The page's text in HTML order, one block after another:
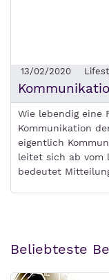
13/02/2020
Wie lebendig eine
Kommunikation
eigentlich
leitet sich ab vom
bedeutet
Beliebteste